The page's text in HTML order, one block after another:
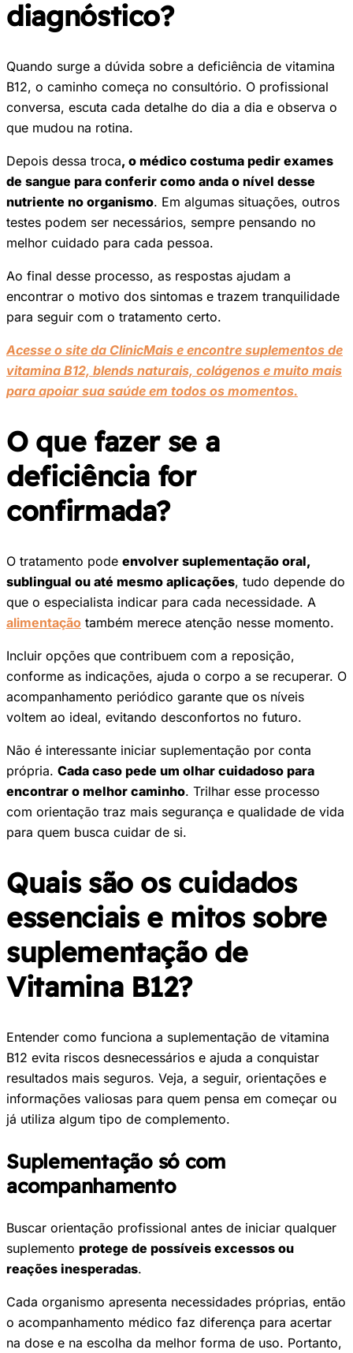
diagnóstico?
Quando surge a dúvida sobre a deficiência de vitamina
B12, o caminho começa no consultório. O profissional
conversa, escuta cada detalhe do dia a dia e observa o
que mudou na rotina.
Depois dessa troca, o médico costuma pedir exames
de sangue para conferir como anda o nível desse
nutriente no organismo. Em algumas situações, outros
testes podem ser necessários, sempre pensando no
melhor cuidado para cada pessoa.
Ao final desse processo, as respostas ajudam a
encontrar o motivo dos sintomas e trazem tranquilidade
para seguir com o tratamento certo.
Acesse o site da ClinicMais e encontre suplementos de
vitamina B12, blends naturais, colágenos e muito mais
para apoiar sua saúde em todos os momentos.
O que fazer se a
deficiência for
confirmada?
O tratamento pode envolver suplementação oral,
sublingual ou até mesmo aplicações, tudo depende do
que o especialista indicar para cada necessidade. A
alimentação também merece atenção nesse momento.
Incluir opções que contribuem com a reposição,
conforme as indicações, ajuda o corpo a se recuperar. O
acompanhamento periódico garante que os níveis
voltem ao ideal, evitando desconfortos no futuro.
Não é interessante iniciar suplementação por conta
própria. Cada caso pede um olhar cuidadoso para
encontrar o melhor caminho. Trilhar esse processo
com orientação traz mais segurança e qualidade de vida
para quem busca cuidar de si.
Quais são os cuidados
essenciais e mitos sobre
suplementação de
Vitamina B12?
Entender como funciona a suplementação de vitamina
B12 evita riscos desnecessários e ajuda a conquistar
resultados mais seguros. Veja, a seguir, orientações e
informações valiosas para quem pensa em começar ou
já utiliza algum tipo de complemento.
Suplementação só com
acompanhamento
Buscar orientação profissional antes de iniciar qualquer
suplemento protege de possíveis excessos ou
reações inesperadas.
Cada organismo apresenta necessidades próprias, então
o acompanhamento médico faz diferença para acertar
na dose e na escolha da melhor forma de uso. Portanto,